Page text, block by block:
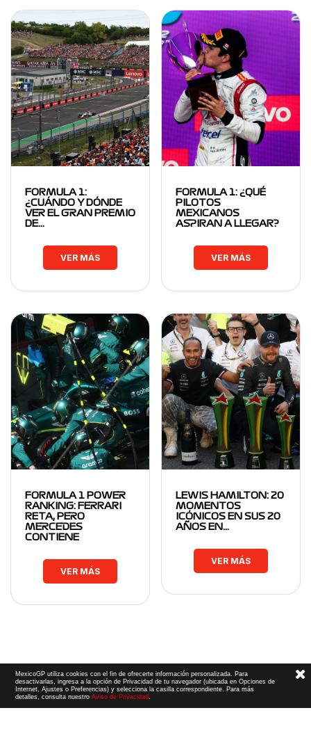
FORMULA 1:
¿CUÁNDO Y DÓNDE
VER EL GRAN PREMIO
DE…
VER MÁS
FORMULA 1: ¿QUÉ
PILOTOS
MEXICANOS
ASPIRAN A LLEGAR?
VER MÁS
FORMULA 1 POWER
RANKING: FERRARI
RETA, PERO
MERCEDES
CONTIENE
VER MÁS
LEWIS HAMILTON: 20
MOMENTOS
ICÓNICOS EN SUS 20
AÑOS EN…
VER MÁS
MexicoGP utiliza cookies con el fin de ofrecerte información personalizada. Para
desactivarlas, ingresa a la opción de Privacidad de tu navegador (ubicada en Opciones de
Internet, Ajustes o Preferencias) y selecciona la casilla correspondiente. Para más
detalles, consulta nuestroAviso de Privacidad.